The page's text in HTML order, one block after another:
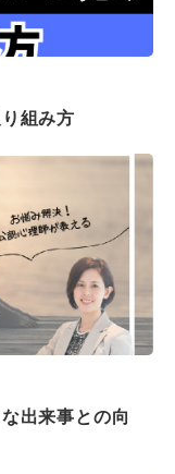
組み方
出来事との向